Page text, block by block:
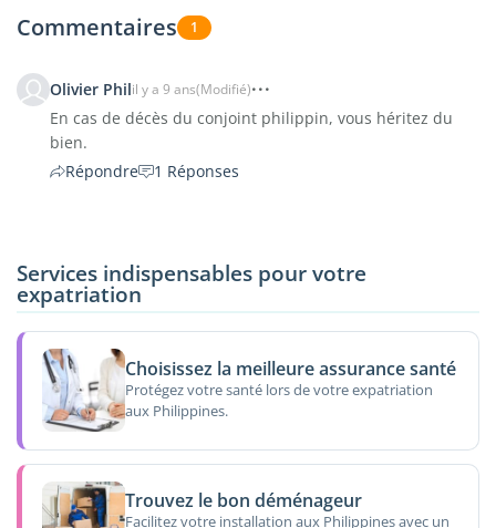
Commentaires 1
Olivier Philil y a 9 ans(Modifié)
En cas de décès du conjoint philippin, vous héritez du
bien.
Répondre
1 Réponses
Services indispensables pour votre
expatriation
Choisissez la meilleure assurance santé
Protégez votre santé lors de votre expatriation
aux Philippines.
Trouvez le bon déménageur
Facilitez votre installation aux Philippines avec un